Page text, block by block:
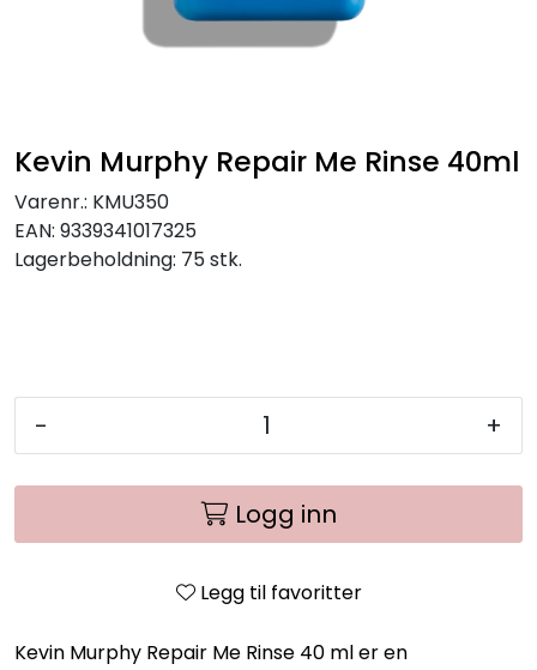
Kevin Murphy Repair Me Rinse 40ml
Varenr.: KMU350
EAN: 9339341017325
Lagerbeholdning: 75 stk.
- +
Logg inn
Legg til favoritter
Kevin Murphy Repair Me Rinse 40 ml er en